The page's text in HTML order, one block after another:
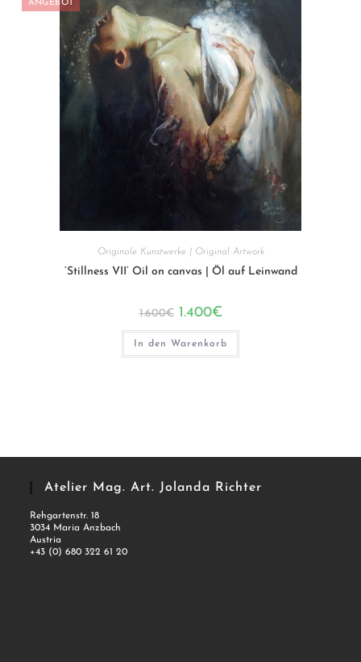
ANGEBOT
Originale Kunstwerke | Original Artwork
‘Stillness VII’ Oil on canvas | Öl auf Leinwand
1.600€ Ursprünglicher
war:
1.600€
1.400€Aktueller
ist:
1.400€.
In den Warenkorb
Atelier Mag. Art. Jolanda Richter
Rehgartenstr. 18
3034 Maria Anzbach
Austria
+43 (0) 680 322 61 20